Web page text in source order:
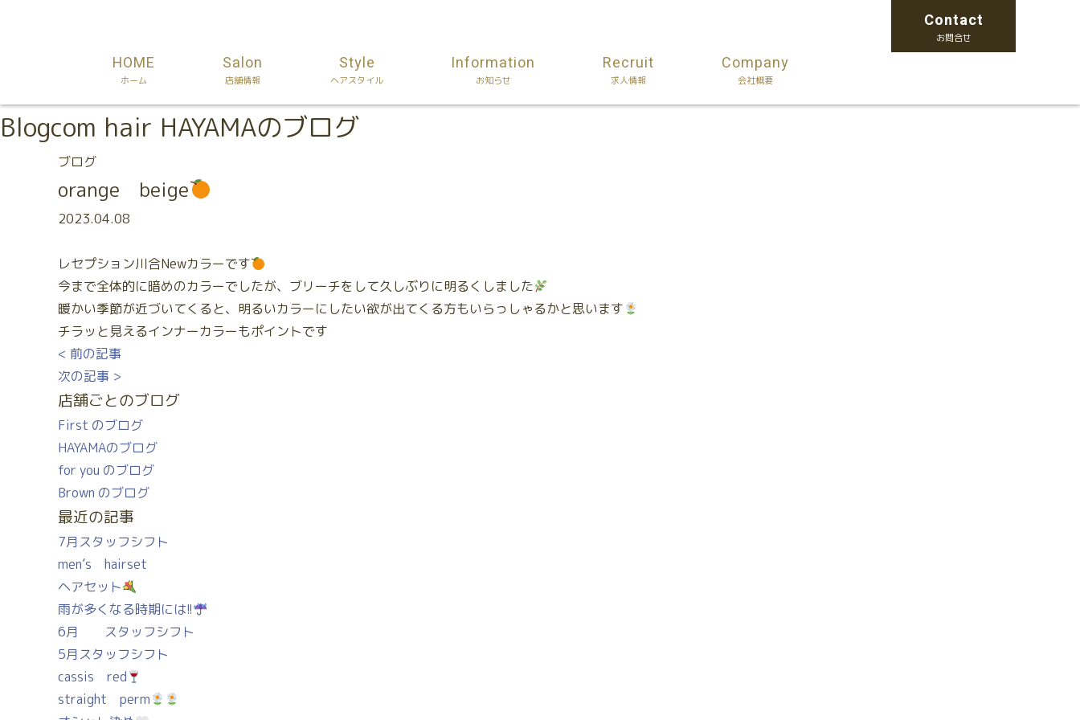
Contact
お問合せ
HOME
ホーム
Salon
店舗情報
Style
ヘアスタイル
Information
お知らせ
Recruit
求人情報
Company
会社概要
Blogcom hair HAYAMAのブログ
ブログ
orange beige
2023.04.08
レセプション川合Newカラーです
今まで全体的に暗めのカラーでしたが、ブリーチをして久しぶりに明るくしました
暖かい季節が近づいてくると、明るいカラーにしたい欲が出てくる方もいらっしゃるかと思います
チラッと見えるインナーカラーもポイントです
< 前の記事
次の記事 >
店舗ごとのブログ
First のブログ
HAYAMAのブログ
for you のブログ
Brown のブログ
最近の記事
7月スタッフシフト
men’s hairset
ヘアセット
雨が多くなる時期には!!
6月 スタッフシフト
5月スタッフシフト
cassis red
straight perm